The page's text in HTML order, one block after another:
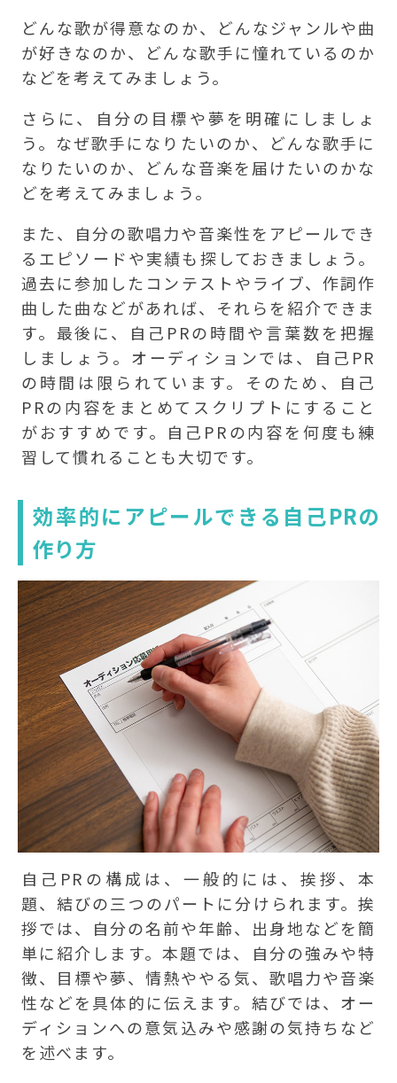
どんな歌が得意なのか、どんなジャンルや曲
が好きなのか、どんな歌手に憧れているのか
などを考えてみましょう。
さらに、自分の目標や夢を明確にしましょ
う。なぜ歌手になりたいのか、どんな歌手に
なりたいのか、どんな音楽を届けたいのかな
どを考えてみましょう。
また、自分の歌唱力や音楽性をアピールでき
るエピソードや実績も探しておきましょう。
過去に参加したコンテストやライブ、作詞作
曲した曲などがあれば、それらを紹介できま
す。最後に、自己PRの時間や言葉数を把握
しましょう。オーディションでは、自己PR
の時間は限られています。そのため、自己
PRの内容をまとめてスクリプトにすること
がおすすめです。自己PRの内容を何度も練
習して慣れることも大切です。
効率的にアピールできる自己PRの
作り方
自己PRの構成は、一般的には、挨拶、本
題、結びの三つのパートに分けられます。挨
拶では、自分の名前や年齢、出身地などを簡
単に紹介します。本題では、自分の強みや特
徴、目標や夢、情熱ややる気、歌唱力や音楽
性などを具体的に伝えます。結びでは、オー
ディションへの意気込みや感謝の気持ちなど
を述べます。